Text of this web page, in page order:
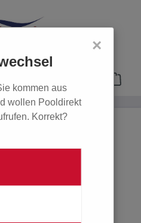
×
kommen aus
wollen Pooldirekt
Korrekt?
640 blau,